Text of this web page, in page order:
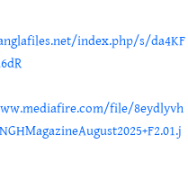
index.php/s/da4KF
file/8eydlyvh